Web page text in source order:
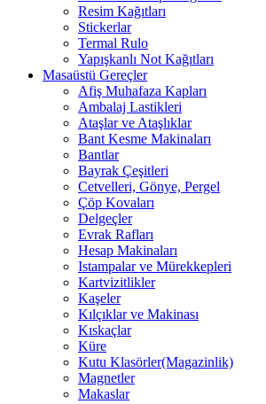
Resim Kağıtları
Stickerlar
Termal Rulo
Yapışkanlı Not Kağıtları
Masaüstü Gereçler
Afiş Muhafaza Kapları
Ambalaj Lastikleri
Ataşlar ve Ataşlıklar
Bant Kesme Makinaları
Bantlar
Bayrak Çeşitleri
Cetvelleri, Gönye, Pergel
Çöp Kovaları
Delgeçler
Evrak Rafları
Hesap Makinaları
Istampalar ve Mürekkepleri
Kartvizitlikler
Kaşeler
Kılçıklar ve Makinası
Kıskaçlar
Küre
Kutu Klasörler(Magazinlik)
Magnetler
Makaslar